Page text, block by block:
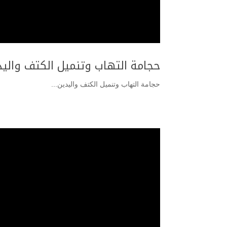
حجامة التهاب وتنميل الكتف
حجامة التهاب وتنميل الكتف واليدين...